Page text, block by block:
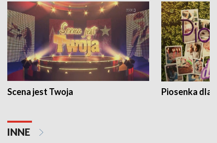
Scena jest Twoja Piosenka dla
INNE